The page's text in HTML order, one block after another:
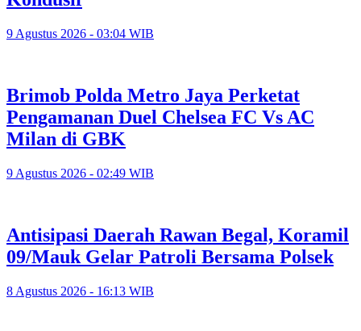
9 Agustus 2026 - 03:04 WIB
Brimob Polda Metro Jaya Perketat
Pengamanan Duel Chelsea FC Vs AC
Milan di GBK
9 Agustus 2026 - 02:49 WIB
Antisipasi Daerah Rawan Begal, Koramil
09/Mauk Gelar Patroli Bersama Polsek
8 Agustus 2026 - 16:13 WIB